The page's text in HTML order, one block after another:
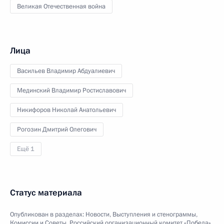
Великая Отечественная война
Лица
Васильев Владимир Абдуалиевич
Мединский Владимир Ростиславович
Никифоров Николай Анатольевич
Рогозин Дмитрий Олегович
Ещё 1
Статус материала
Опубликован в разделах: Новости, Выступления и стенограммы,